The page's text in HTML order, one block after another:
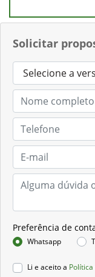
Solicitar
Preferência de
Whatsapp
Li e aceito a